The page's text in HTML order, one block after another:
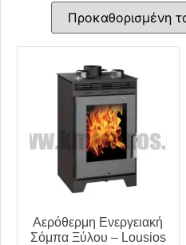
Αερόθερμη Ενεργειακή
Σόμπα Ξύλου – Lousios